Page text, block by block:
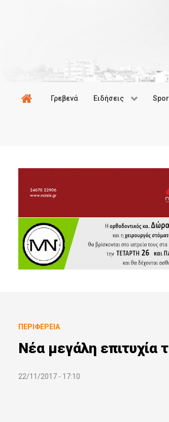
Γρεβενά Ειδήσεις
ΠΕΡΙΦΈΡΕΙΑ
Νέα μεγάλη επιτυχία
22/11/2017 - 17:10